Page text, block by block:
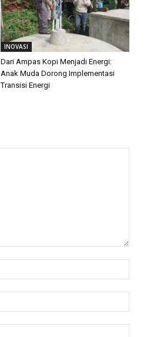
INOVASI
Dari Ampas Kopi Menjadi Energi:
Anak Muda Dorong Implementasi
Transisi Energi